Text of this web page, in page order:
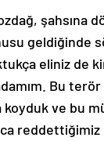
şahsına
geldiğinde
eliniz de
Bu
ve bu